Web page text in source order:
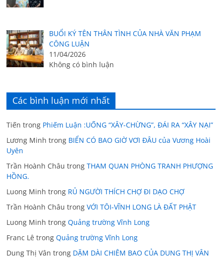
BUỔI KÝ TÊN THÂN TÌNH CỦA NHÀ VĂN PHẠM
CÔNG LUẬN
11/04/2026
Không có bình luận
Các bình luận mới nhất
Tiến trong Phiếm Luận :UỐNG “XÂY-CHỪNG”, ĐÁI RA “XÂY NẠI”
Lương Minh trong BIỂN CÓ BAO GIỜ VƠI ĐÂU của Vương Hoài
Uyên
Trần Hoành Châu trongTHAM QUAN PHÒNG TRANH PHƯỢNG
HỒNG.
Luong Minh trong RỦ NGƯỜI THÍCH CHỢ ĐI DẠO CHỢ
Trần Hoành Châu trongVỚI TÔI-VĨNH LONG LÀ ĐẤT PHẬT
Luong Minh trongQuảng trường Vĩnh Long
Franc Lê trongQuảng trường Vĩnh Long
Dung Thị Vân trong DẶM DÀI CHIÊM BAO CỦA DUNG THỊ VÂN